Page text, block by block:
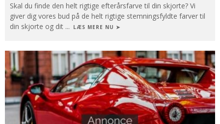
Skal du finde den helt rigtige efterårsfarve til din skjorte? Vi
giver dig vores bud på de helt rigtige stemningsfyldte farver til
din skjorte og dit ... LÆS MERE NU ➤